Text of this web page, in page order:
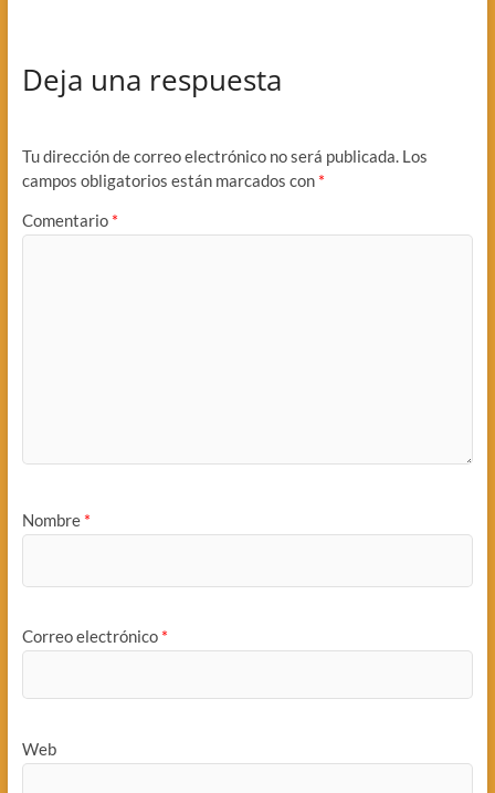
Deja una respuesta
Tu dirección de correo electrónico no será publicada. Los
campos obligatorios están marcados con *
Comentario *
Nombre *
Correo electrónico *
Web